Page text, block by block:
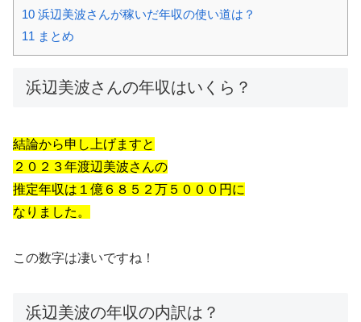
10 浜辺美波さんが稼いだ年収の使い道は？
11 まとめ
浜辺美波さんの年収はいくら？
結論から申し上げますと
２０２３年渡辺美波さんの
推定年収は１億６８５２万５０００円に
なりました。
この数字は凄いですね！
浜辺美波の年収の内訳は？